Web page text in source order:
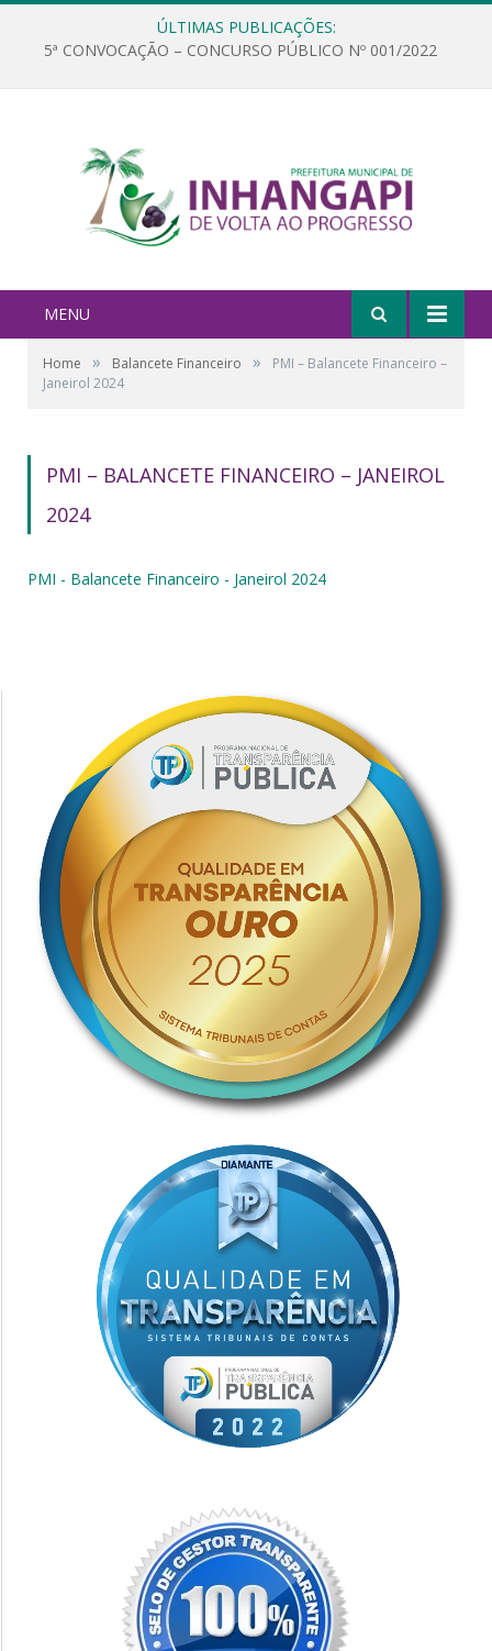
ÚLTIMAS PUBLICAÇÕES:
5ª CONVOCAÇÃO – CONCURSO PÚBLICO Nº 001/2022
MENU
Home » Balancete Financeiro »
PMI – Balancete Financeiro –
Janeirol 2024
PMI – BALANCETE FINANCEIRO – JANEIROL
2024
PMI - Balancete Financeiro - Janeirol 2024